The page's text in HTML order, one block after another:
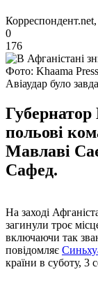
0
176
Фото: Khaama
Авіаудар було
польові
Мавлаві
Сафед.
На заході
загинули троє
включаючи так
повідомляє
країни в суботу, 3